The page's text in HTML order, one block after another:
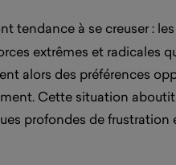
tendance à se creuser :
extrêmes et radicales
alors des préférences
Cette situation
profondes de frustration